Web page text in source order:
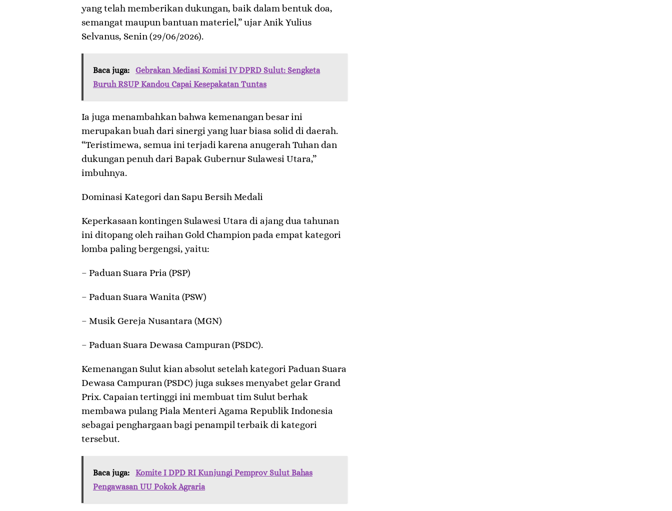
yang telah memberikan dukungan, baik dalam bentuk doa,
semangat maupun bantuan materiel,” ujar Anik Yulius
Selvanus, Senin (29/06/2026).
Baca juga:
Gebrakan Mediasi Komisi IV DPRD Sulut: Sengketa
Buruh RSUP Kandou Capai Kesepakatan Tuntas
​Ia juga menambahkan bahwa kemenangan besar ini
merupakan buah dari sinergi yang luar biasa solid di daerah.
“Teristimewa, semua ini terjadi karena anugerah Tuhan dan
dukungan penuh dari Bapak Gubernur Sulawesi Utara,”
imbuhnya.
​Dominasi Kategori dan Sapu Bersih Medali
​Keperkasaan kontingen Sulawesi Utara di ajang dua tahunan
ini ditopang oleh raihan Gold Champion pada empat kategori
lomba paling bergengsi, yaitu:
– ​Paduan Suara Pria (PSP)
– ​Paduan Suara Wanita (PSW)
– ​Musik Gereja Nusantara (MGN)
– ​Paduan Suara Dewasa Campuran (PSDC).
​Kemenangan Sulut kian absolut setelah kategori Paduan Suara
Dewasa Campuran (PSDC) juga sukses menyabet gelar Grand
Prix. Capaian tertinggi ini membuat tim Sulut berhak
membawa pulang Piala Menteri Agama Republik Indonesia
sebagai penghargaan bagi penampil terbaik di kategori
tersebut.
Baca juga:
Komite I DPD RI Kunjungi Pemprov Sulut Bahas
Pengawasan UU Pokok Agraria